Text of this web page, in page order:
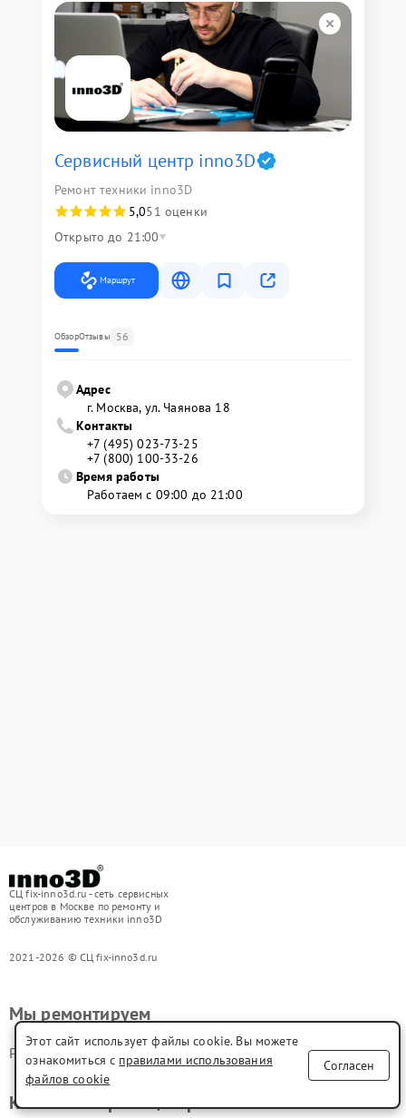
Сервисный центр inno3D
Ремонт техники inno3D
5,051 оценки
Открыто до 21:00
Маршрут
ОбзорОтзывы 56
Адрес
г. Москва, ул. Чаянова 18
Контакты
+7 (495) 023-73-25
+7 (800) 100-33-26
Время работы
Работаем с 09:00 до 21:00
СЦ fix-inno3d.ru - сеть сервисных
центров в Москве по ремонту и
обслуживанию техники inno3D
2021-2026 © СЦ fix-inno3d.ru
Мы ремонтируем
Ремонт видеокарт inno3D
Контакты сервис центра
Этот сайт использует файлы cookie. Вы можете
ознакомиться с правилами использования
файлов cookie
Согласен